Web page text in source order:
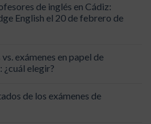
de inglés en Cádiz:
English el 20 de febrero de
exámenes en papel de
¿cuál elegir?
de los exámenes de